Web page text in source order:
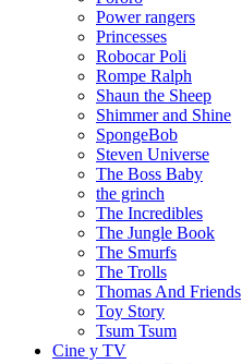
Power rangers
Princesses
Robocar Poli
Rompe Ralph
Shaun the Sheep
Shimmer and Shine
SpongeBob
Steven Universe
The Boss Baby
the grinch
The Incredibles
The Jungle Book
The Smurfs
The Trolls
Thomas And Friends
Toy Story
Tsum Tsum
Cine y TV